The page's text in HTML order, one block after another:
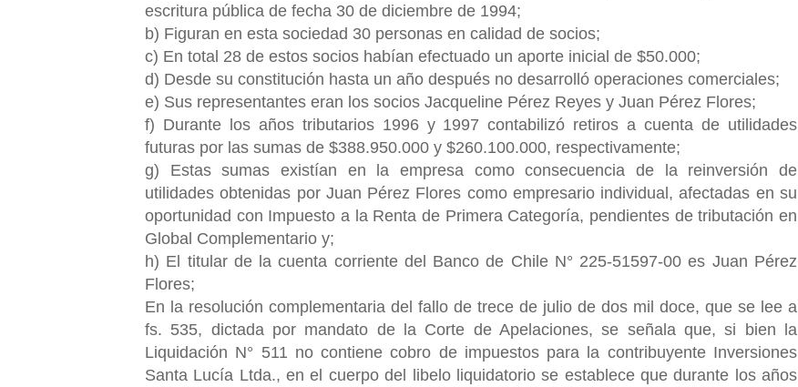
escritura pública de fecha 30 de diciembre de 1994;
b) Figuran en esta sociedad 30 personas en calidad de socios;
c) En total 28 de estos socios habían efectuado un aporte inicial de $50.000;
d) Desde su constitución hasta un año después no desarrolló operaciones comerciales;
e) Sus representantes eran los socios Jacqueline Pérez Reyes y Juan Pérez Flores;
f) Durante los años tributarios 1996 y 1997 contabilizó retiros a cuenta de utilidades
futuras por las sumas de $388.950.000 y $260.100.000, respectivamente;
g) Estas sumas existían en la empresa como consecuencia de la reinversión de
utilidades obtenidas por Juan Pérez Flores como empresario individual, afectadas en su
oportunidad con Impuesto a la Renta de Primera Categoría, pendientes de tributación en
Global Complementario y;
h) El titular de la cuenta corriente del Banco de Chile N° 225-51597-00 es Juan Pérez
Flores;
En la resolución complementaria del fallo de trece de julio de dos mil doce, que se lee a
fs. 535, dictada por mandato de la Corte de Apelaciones, se señala que, si bien la
Liquidación N° 511 no contiene cobro de impuestos para la contribuyente Inversiones
Santa Lucía Ltda., en el cuerpo del libelo liquidatorio se establece que durante los años